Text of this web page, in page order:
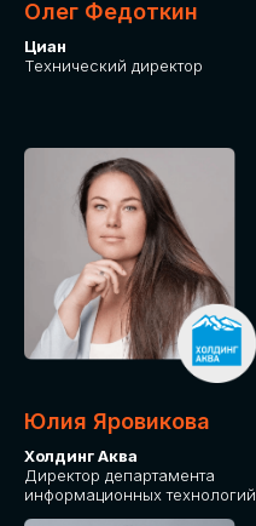
Олег Федоткин
Циан
Технический директор
Юлия Яровикова
Холдинг Аква
Директор департамента
информационных технологий